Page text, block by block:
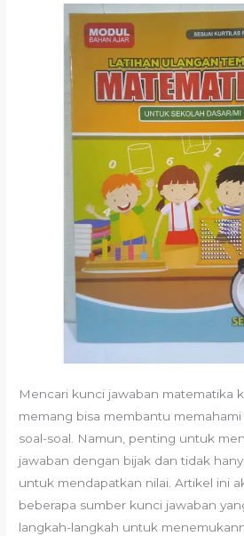
Mencari kunci jawaban matematika
memang bisa membantu
soal-soal. Namun, penting untuk
jawaban dengan bijak dan tidak
untuk mendapatkan nilai. Artikel ini
beberapa sumber kunci jawaban
langkah-langkah untuk